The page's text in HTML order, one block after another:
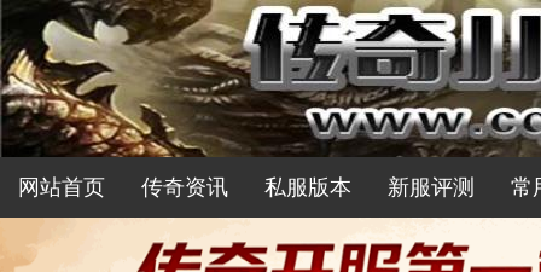
网站首页 传奇资讯 私服版本 新服评测 常